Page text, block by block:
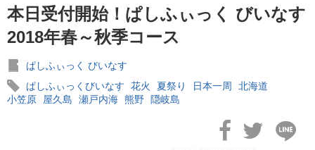
本日受付開始！ぱしふぃっく びいなす
2018年春～秋季コース
ぱしふぃっく びいなす
ぱしふぃっくびいなす
花火 夏祭り 日本一周
北海道
小笠原
屋久島 瀬戸内海 熊野 隠岐島
2026年08月05日
バイキング・エデンに乗船してきました！(1)
飛鳥II アジアグランドクルーズおかえりなさい！